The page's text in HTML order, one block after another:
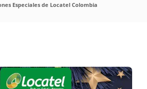
Especiales de Locatel Colombia